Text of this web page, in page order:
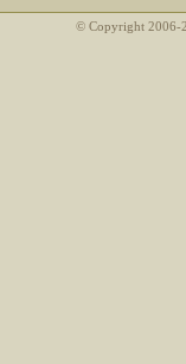
© Copyright 2006-